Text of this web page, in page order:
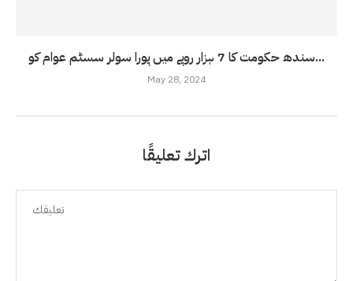
سندھ حکومت کا 7 ہزار روپے میں پورا سولر سسٹم عوام کو...
May 28, 2024
اترك تعليقًا